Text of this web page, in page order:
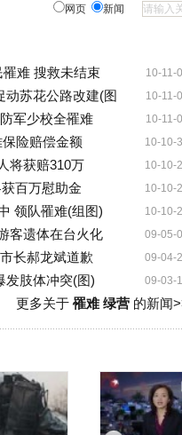
网页 新闻
10-11-
难 搜救未结束
10-11-
苏花公路改建(图
10-11-
军少校全罹难
10-10-
险赔偿金额
10-10-
将获赔310万
10-10-
百万慰助金
10-10-
领队罹难(组图)
09-05-
客遗体在台火化
09-04-
长郝龙斌道歉
09-03-
发肢体冲突(图)
更多关于 罹难 绿营的新闻